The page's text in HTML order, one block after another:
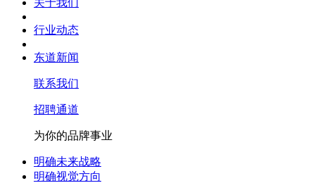
行业动态
东道新闻
联系我们
招聘通道
为你的品牌事业
明确未来战略
明确视觉方向